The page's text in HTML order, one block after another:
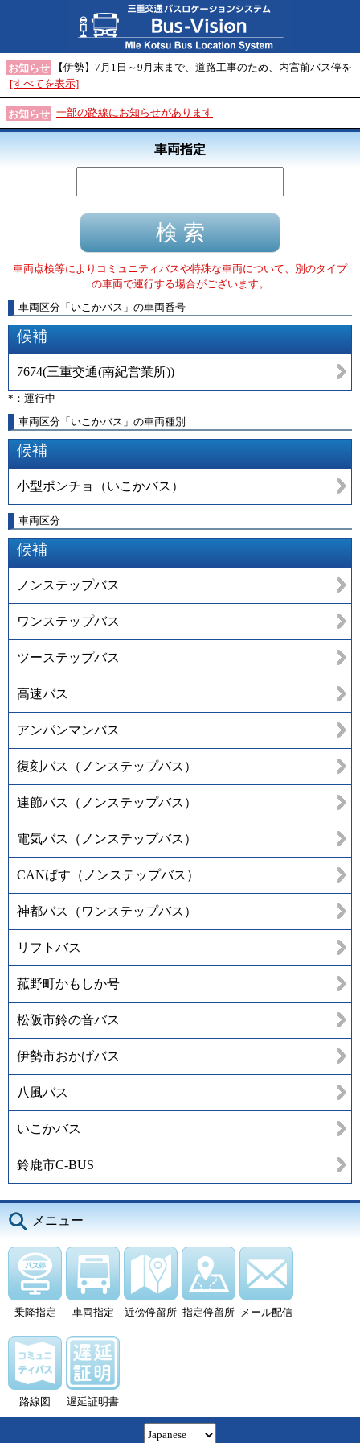
お知らせ
【伊勢】7月1日～9月末まで、道路工事のため、内宮前バス停を
[すべてを表示]
お知らせ 一部の路線にお知らせがあります
車両指定
車両点検等によりコミュニティバスや特殊な車両について、別のタイプ
の車両で運行する場合がございます。
車両区分 「 いこかバス 」 の車両番号
候補
7674(三重交通(南紀営業所))
*：運行中
車両区分「いこかバス」の車両種別
候補
小型ポンチョ（いこかバス）
車両区分
候補
ノンステップバス
ワンステップバス
ツーステップバス
高速バス
アンパンマンバス
復刻バス（ノンステップバス）
連節バス（ノンステップバス）
電気バス（ノンステップバス）
CANばす（ノンステップバス）
神都バス（ワンステップバス）
リフトバス
菰野町かもしか号
松阪市鈴の音バス
伊勢市おかげバス
八風バス
いこかバス
鈴鹿市C-BUS
メニュー
乗降指定 車両指定 近傍停留所 指定停留所 メール配信
路線図 遅延証明書